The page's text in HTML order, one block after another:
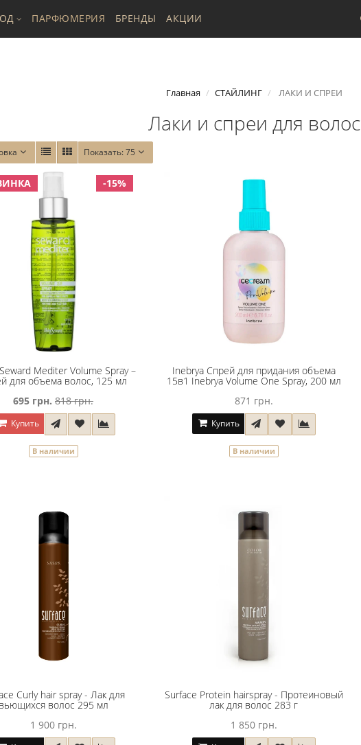
ПАРФЮМЕРИЯ БРЕНДЫ АКЦИИ
Главная СТАЙЛИНГ ЛАКИ И СПРЕИ
Лаки и спреи для волос
Показать:75
-15%
Mediter Volume Spray –
для объема волос, 125 мл
695 грн. 818 грн.
Купить
В наличии
Inebrya Спрей для придания объема
15в1 Inebrya Volume One Spray, 200 мл
871 грн.
Купить
В наличии
Curly hair spray - Лак для
волос 295 мл
1 900 грн.
Surface Protein hairspray - Протеиновый
лак для волос 283 г
1 850 грн.